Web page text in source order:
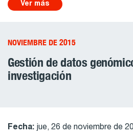
Ver más
NOVIEMBRE DE 2015
Gestión de datos
investigación
Fecha: jue, 26 de noviembre de